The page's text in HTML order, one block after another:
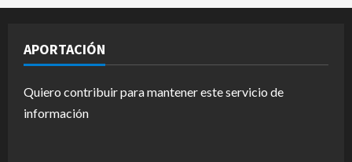
APORTACIÓN
Quiero contribuir para mantener este servicio de
información